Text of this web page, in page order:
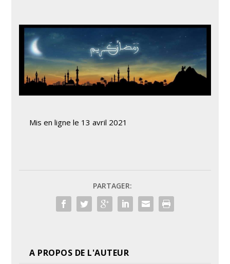
Mis en ligne le 13 avril 2021
PARTAGER:
A PROPOS DE L'AUTEUR